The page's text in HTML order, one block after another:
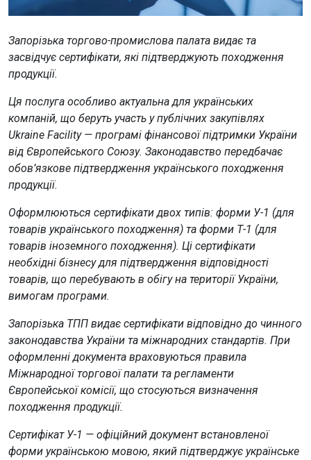
Запорізька торгово-промислова палата видає та
засвідчує сертифікати, які підтверджують походження
продукції.
Ця послуга особливо актуальна для українських
компаній, що беруть участь у публічних закупівлях
Ukraine Facility — програмі фінансової підтримки України
від Європейського Союзу. Законодавство передбачає
обов’язкове підтвердження українського походження
продукції.
Оформлюються сертифікати двох типів: форми У-1 (для
товарів українського походження) та форми Т-1 (для
товарів іноземного походження). Ці сертифікати
необхідні бізнесу для підтвердження відповідності
товарів, що перебувають в обігу на території України,
вимогам програми.
Запорізька ТПП видає сертифікати відповідно до чинного
законодавства України та міжнародних стандартів. При
оформленні документа враховуються правила
Міжнародної торгової палати та регламенти
Європейської комісії, що стосуються визначення
походження продукції.
Сертифікат У-1 — офіційний документ встановленої
форми українською мовою, який підтверджує українське